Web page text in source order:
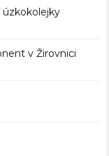
úzkokolejky
v Žirovnici